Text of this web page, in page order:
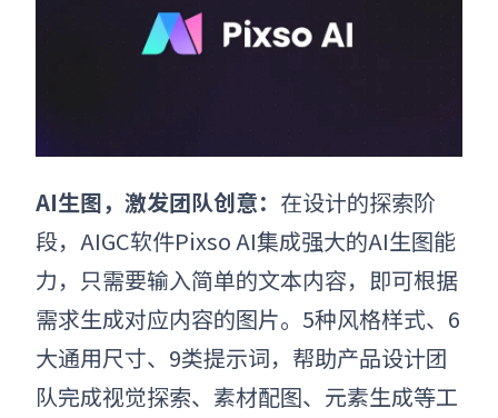
AI生图，激发团队创意： 在设计的探索阶
段，AIGC软件Pixso AI集成强大的AI生图能
力，只需要输入简单的文本内容，即可根据
需求生成对应内容的图片。5种风格样式、6
大通用尺寸、9类提示词，帮助产品设计团
队完成视觉探索、素材配图、元素生成等工